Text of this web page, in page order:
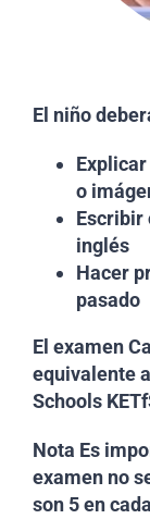
El niño
o
Escribir
inglés
Hacer
pasado
El examen
equivalente
Schools
Nota Es
examen no
son 5 en